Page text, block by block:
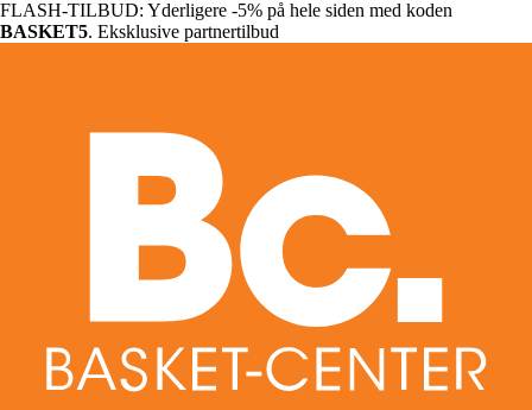
FLASH-TILBUD: Yderligere -5% på hele siden med koden
BASKET5. Eksklusive partnertilbud